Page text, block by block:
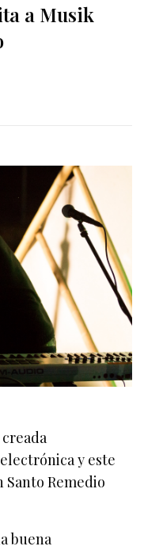
a Musik
y este
Santo Remedio
buena